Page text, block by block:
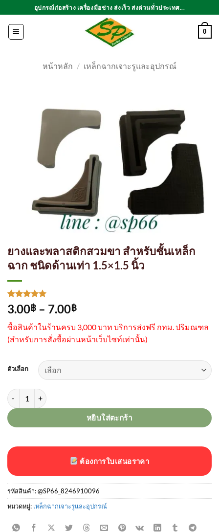
ไป
เนื้อหา
อุปกรณ์ก่อสร้าง เครื่องมือช่าง ส่งเร็ว ส่งด่วนทั่วประเทศ...
0
หน้าหลัก / เหล็กฉากเจาะรูและอุปกรณ์
ยางและพลาสติกสวมขา สำหรับชั้นเหล็ก
ฉาก ชนิดด้านเท่า 1.5×1.5 นิ้ว
ให้คะแนน
5จาก 5
คะแนนเต็ม
บน
1
การให้
คะแนน
ของลูกค้า
3.00฿ – 7.00฿Price
3.00฿
through
ซื้อสินค้าในร้านครบ 3,000 บาท บริการส่งฟรี กทม. ปริมณฑล
(สำหรับการสั่งซื้อผ่านหน้าเว็บไซท์เท่านั้น)
ตัวเลือก
จำนวน ยางและพลาสติกสวมขา สำหรับชั้นเหล็กฉาก ชนิดด้านเท่า
หยิบใส่ตะกร้า
ต้องการใบเสนอราคา
รหัสสินค้า:@SP66_8246910096
หมวดหมู่: เหล็กฉากเจาะรูและอุปกรณ์